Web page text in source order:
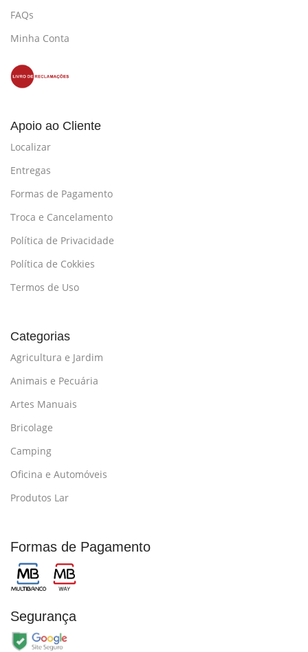
FAQs
Minha Conta
Apoio ao Cliente
Localizar
Entregas
Formas de Pagamento
Troca e Cancelamento
Política de Privacidade
Política de Cokkies
Termos de Uso
Categorias
Agricultura e Jardim
Animais e Pecuária
Artes Manuais
Bricolage
Camping
Oficina e Automóveis
Produtos Lar
Formas de Pagamento
Segurança